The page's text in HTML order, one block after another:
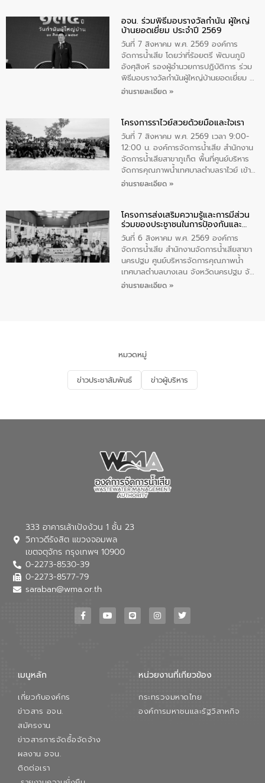
ทิพย์คำ รองผู้ว่าราชการจังหวัดมุกดาหาร
เป็นประธานในพิธี ณ เรือนจําชั่วคราวนาโสก
ตําบลนาโสก อําเภอเมืองมุกดาหาร จังหวัด
มุกดาหาร โดยในกิจกรรมได้ร่วมปลูกป่า และ
ทําความสะอาดภายในบริเวณ จัดกิจกรรม
เพื่อถวายเป็นพระราชกุศล สมเด็จพระนาง
เจ้าสิริกิติ์พระบรมราชินีนาถ พระบรมราช
อจน. ร่วมพิธีมอบรางวัลกำนัน ผู้ใหญ่
บ้านยอดเยี่ยม ประจำปี 2569
วันที่ 7 สิงหาคม พ.ศ. 2569 องค์การ
จัดการน้ำเสีย โดยว่าที่ร้อยตรี พัฒนภูมิ
อังศุสิงห์ รองผู้อำนวยการปฏิบัติการ ร่วม
พิธีมอบรางวัลกำนันผู้ใหญ่บ้านยอดเยี่ยม ณ
ทำเนียบรัฐบาล โดยมีนายอนุทิน ชาญวีรกูล
ทองคำและประกาศเกียรติคุณให้แก่ กำนัน
ผู้ใหญ่บ้านยอดเยี่ยม พร้อมกล่าวชื่นชม ให้
โอวาท และมอบนโยบาย
อ่านรายละเอียด »
โครงการราไวย์สวยด้วยมือและใจเรา
วันที่ 7 สิงหาคม พ.ศ. 2569 เวลา 9:00-
12:00 น. องค์การจัดการน้ำเสีย สำนักงาน
จัดการน้ำเสียสาขาภูเก็ต พื้นที่ศูนย์บริหาร
จัดการคุณภาพน้ำเทศบาลตำบลราไวย์ เข้า
ร่วมโครงการราไวย์สวยด้วยมือและใจเรา
ประชาชน ตัวแทนจากโรงแรมต่างๆ ในเขต
เทศบาลตำบลราไวย์ ศูนย์บริหารจัดการ
คุณภาพน้ำเทศบาลตำบลราไวย์ นำโดยนาย
น้อย แก้วเศษ ผู้จัดการสำนักงานจัดการน้ำ
เสียสาขาภูเก็ต พร้อมด้วยเจ้าหน้าที่ จำนวน
5 คน ร่วมทำกิจกรรม ทำความสะอาด
ชายหาดและแหล่งท่องเที่ยว ณ บริเวณ
อ่านรายละเอียด »
โครงการส่งเสริมความรู้และการมีส่วน
ร่วมของประชาชนในการป้องกันและ
แก้ไขปัญหาน้ำเสียอย่างยั่งยืน
วันที่ 6 สิงหาคม พ.ศ. 2569 องค์การ
จัดการน้ำเสีย สำนักงานจัดการน้ำเสียสาขา
นครปฐม ศูนย์บริหารจัดการคุณภาพน้ำ
เทศบาลตำบลบางเลน จังหวัดนครปฐม จัด
กิจกรรมภายใต้โครงการส่งเสริมความรู้และ
จัดการน้ำเสียและสร้างจิตสำนึกในการ
อนุรักษ์สิ่งแวดล้อม ในหัวข้อ “น้ำเสียชุมชน
และการบำบัดน้ำเสียเบื้องต้น” โดยให้ความรู้
เกี่ยวกับสาเหตุและผลกระทบของน้ำเสีย
ณ เทศบาลตำบลบางเลน จังหวัดนครปฐม
อ่านรายละเอียด »
หมวดหมู่
ข่าวประชาสัมพันธ์ ข่าวผู้บริหาร
333 อาคารเล้าเป้งง้วน 1 ชั้น 23
วิภาวดีรังสิต แขวงจอมพล
เขตจตุจักร กรุงเทพฯ 10900
0-2273-8530-39
0-2273-8577-79
saraban@wma.or.th
เมนูหลัก
เกี่ยวกับองค์กร
ข่าวสาร อจน.
สมัครงาน
ข่าวสารการจัดซื้อจัดจ้าง
ผลงาน อจน.
ติดต่อเรา
หน่วยงานที่เกียวข้อง
กระทรวงมหาดไทย
องค์การมหาชนและรัฐวิสาหกิจ